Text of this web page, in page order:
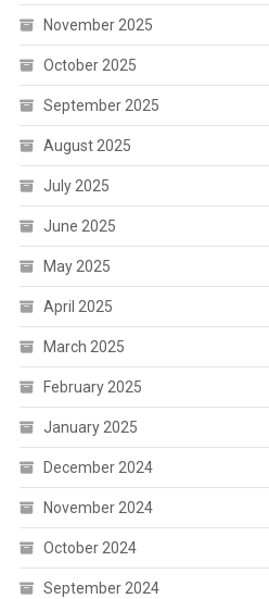
November 2025
October 2025
September 2025
August 2025
July 2025
June 2025
May 2025
April 2025
March 2025
February 2025
January 2025
December 2024
November 2024
October 2024
September 2024